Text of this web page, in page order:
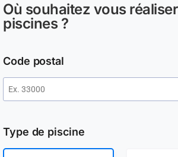
Où souhaitez vous
piscines ?
Code postal
Type de piscine